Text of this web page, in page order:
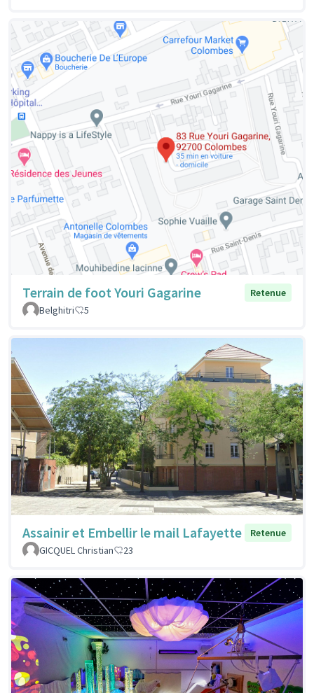
Terrain de foot Youri Gagarine
Retenue
Belghitri
5
Assainir et Embellir le mail Lafayette
Retenue
GICQUEL Christian
23